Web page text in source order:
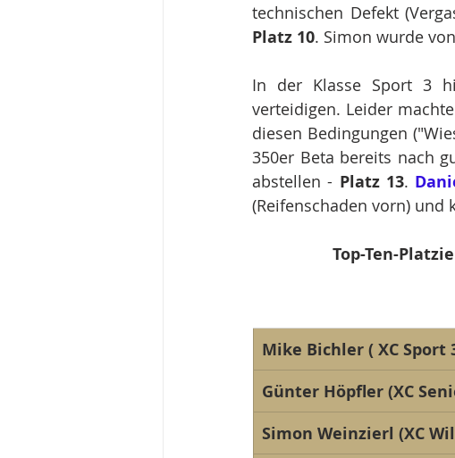
Platz 10. Simon wurde
In der Klasse Sport 3
verteidigen. Leider
diesen Bedingungen
350er Beta bereits nach
abstellen - Platz 13.
(Reifenschaden vorn) und
Top-Ten-
Mike Bichler ( XC Sport
Günter Höpfler (XC
Simon Weinzierl (XC